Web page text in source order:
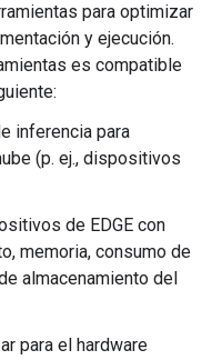
para optimizar
y ejecución.
es compatible
inferencia para
(p. ej., dispositivos
de EDGE con
memoria, consumo de
almacenamiento del
para el hardware